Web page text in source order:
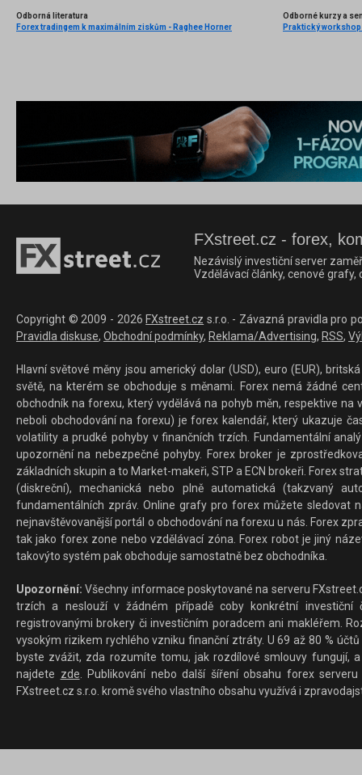
Odborná literatura
Forex tradingem k maximálním ziskům - Raghee Horner
Odborné kurzy a
FXstreet.cz - forex,
Nezávislý investiční server
Vzdělávací články, cenové
Copyright © 2009 - 2026 FXstreet.cz s.r.o. - Závazná pravidla pro
Pravidla diskuse, Obchodní podmínky, Reklama/Advertising, RSS,
Hlavní světové měny jsou americký dolar (USD), euro (EUR),
světě, na kterém se obchoduje s měnami. Forex nemá žádné
obchodník na forexu, který vydělává na pohyb měn, respektive
neboli obchodování na forexu) je forex kalendář, který ukazuje
volatility a prudké pohyby v finančních trzích. Fundamentální
upozornění na nebezpečné pohyby. Forex broker je
základních skupin a to Market-makeři, STP a ECN brokeři. Forex
(diskreční), mechanická nebo plně automatická (takzvaný
fundamentálních zpráv. Online grafy pro forex můžete sledovat
nejnavštěvovanější portál o obchodování na forexu u nás. Forex
tak jako forex zone nebo vzdělávací zóna. Forex robot je jiný
takovýto systém pak obchoduje samostatně bez obchodníka.
Upozornění: Všechny informace poskytované na serveru
trzích a neslouží v žádném případě coby konkrétní investiční
registrovanými brokery či investičním poradcem ani makléřem.
vysokým rizikem rychlého vzniku finanční ztráty. U 69 až 80 %
byste zvážit, zda rozumíte tomu, jak rozdílové smlouvy fungují,
najdete zde. Publikování nebo další šíření obsahu forex
FXstreet.cz s.r.o. kromě svého vlastního obsahu využívá i